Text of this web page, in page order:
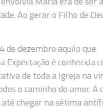
Ao gerar o Filho de
de dezembro aquilo que
é conhecida
de toda a Igreja na
o caminho do amor. A
chegar na sétima